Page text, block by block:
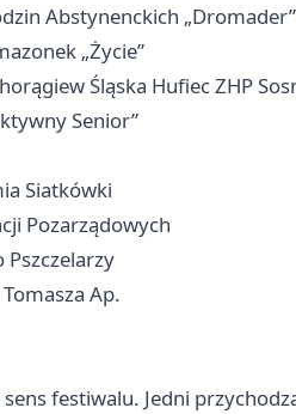
Abstynenckich „Dromader”
„Życie”
Śląska Hufiec ZHP
Senior”
Siatkówki
Pozarządowych
Pszczelarzy
Ap.
festiwalu. Jedni